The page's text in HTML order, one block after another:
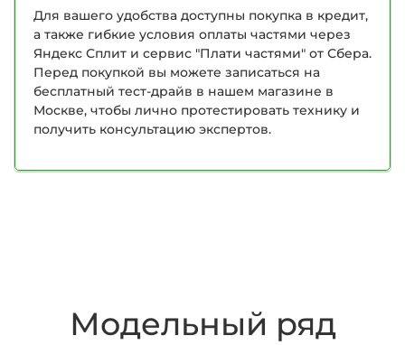
Для вашего удобства доступны покупка в кредит,
а также гибкие условия оплаты частями через
Яндекс Сплит и сервис "Плати частями" от Сбера.
Перед покупкой вы можете записаться на
бесплатный тест-драйв в нашем магазине в
Москве, чтобы лично протестировать технику и
получить консультацию экспертов.
Модельный ряд